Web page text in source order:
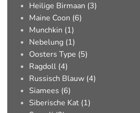
Heilige Birmaan (3)
Maine Coon (6)
Munchkin (1)
Nebelung (1)
Oosters Type (5)
Ragdoll (4)
Russisch Blauw (4)
Siamees (6)
Siberische Kat (1)